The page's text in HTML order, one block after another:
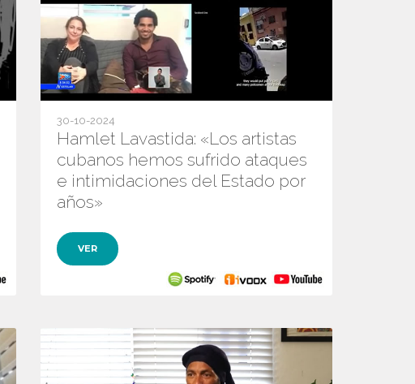
30-10-2024
Hamlet Lavastida: «Los artistas
cubanos hemos sufrido ataques
e intimidaciones del Estado por
años»
VER